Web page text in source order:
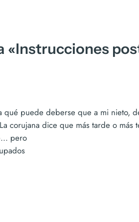
«Instrucciones
qué puede deberse que a mi nieto,
corujana dice que más tarde o más
pero